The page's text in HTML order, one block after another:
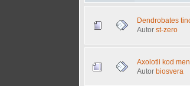
Dendrobates
Autorst-zero
Axolotli kod
Autorbiosvera